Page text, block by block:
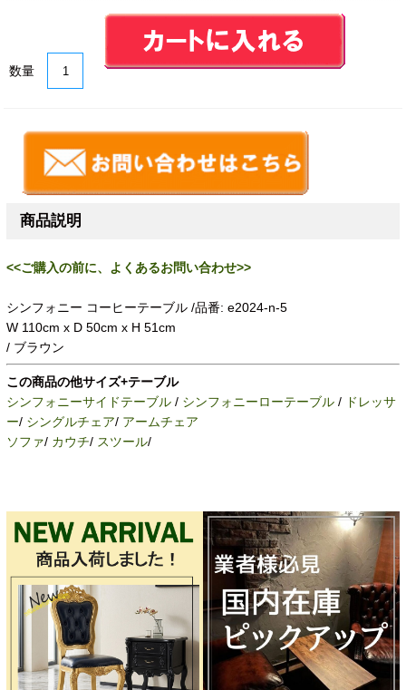
数量
商品説明
<<ご購入の前に、よくあるお問い合わせ>>
シンフォニー コーヒーテーブル /品番: e2024-n-5
W 110cm x D 50cm x H 51cm
/ ブラウン
この商品の他サイズ+テーブル
シンフォニーサイドテーブル / シンフォニーローテーブル / ドレッサ
ー/ シングルチェア/ アームチェア
ソファ/ カウチ/ スツール/